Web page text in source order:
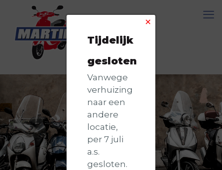
✕
Tijdelijk
gesloten
Vanwege
verhuizing
naar een
andere
locatie,
per 7 juli
a.s.
gesloten.